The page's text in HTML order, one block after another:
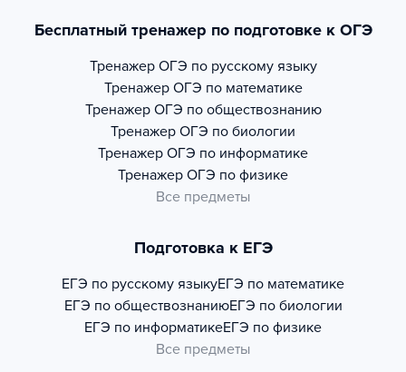
Бесплатный тренажер по подготовке к ОГЭ
Тренажер ОГЭ по русскому языку
Тренажер ОГЭ по математике
Тренажер ОГЭ по обществознанию
Тренажер ОГЭ по биологии
Тренажер ОГЭ по информатике
Тренажер ОГЭ по физике
Все предметы
Подготовка к ЕГЭ
ЕГЭ по русскому языкуЕГЭ по математике
ЕГЭ по обществознаниюЕГЭ по биологии
ЕГЭ по информатикеЕГЭ по физике
Все предметы